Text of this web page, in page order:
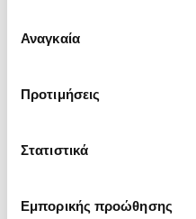
ενδιαφέρουν και να
συγκατάθεσης
Αναγκαία
Προτιμήσεις
Στατιστικά
Εμπορικής προώθησης